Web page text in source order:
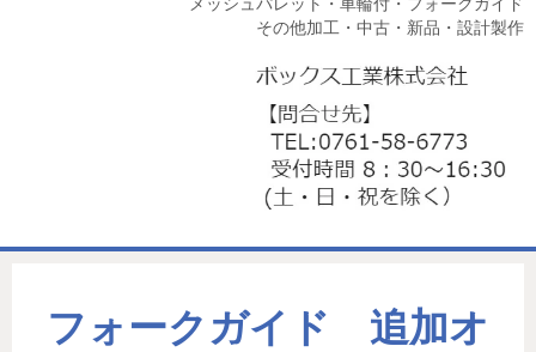
メッシュパレット・車輪付・フォークガイド
その他加工・中古・新品・設計製作
商品一覧表
フォークガイド 追加オ